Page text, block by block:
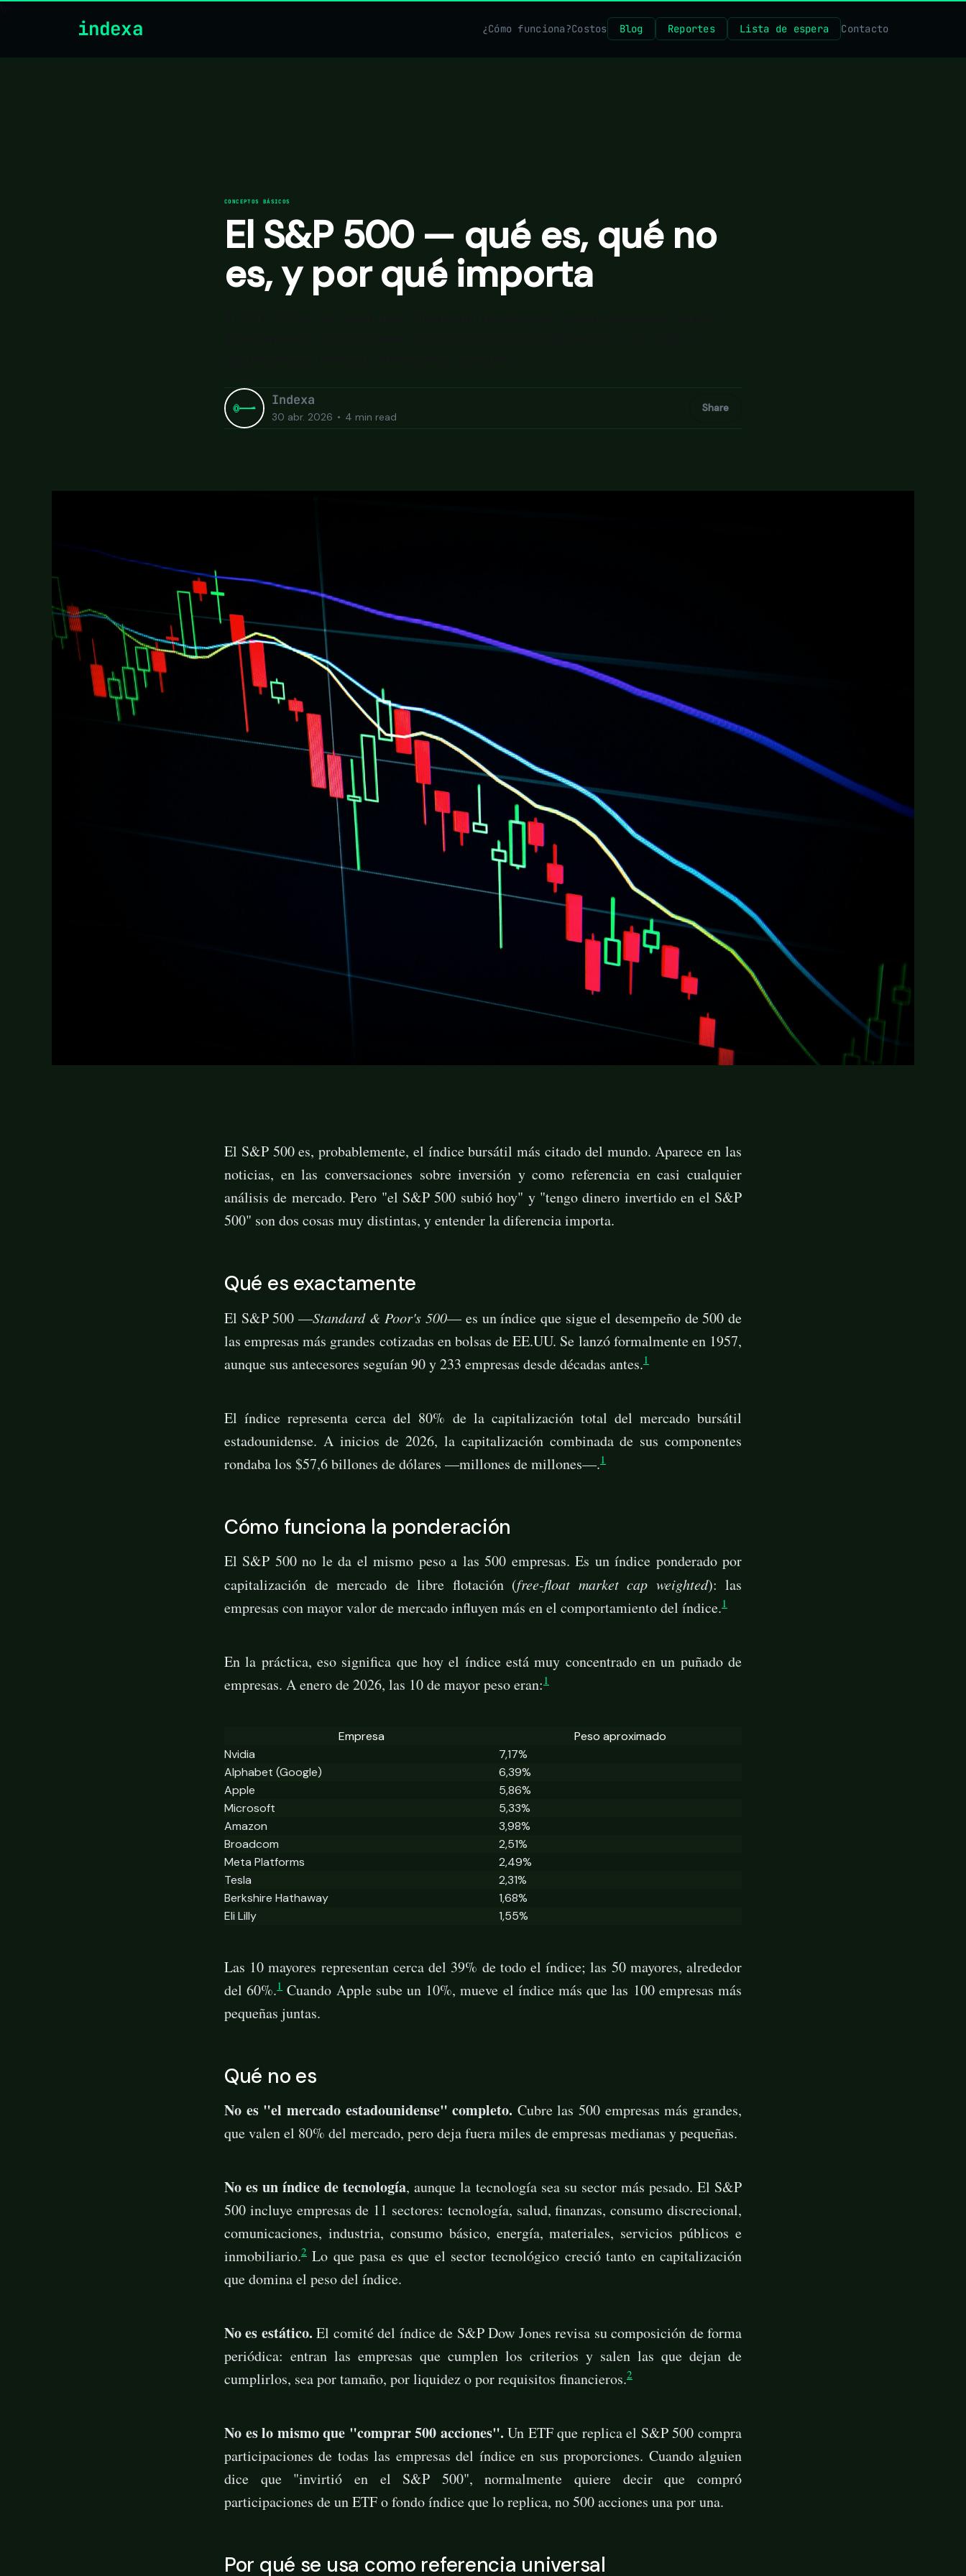
indexa ¿Cómo funciona?Costos Blog Reportes Lista de espera Contacto
CONCEPTOS BÁSICOS
El S&P 500 — qué es, qué no
es, y por qué importa
Indexa
30 abr. 2026 • 4 min read
Share
El S&P 500 es, probablemente, el índice bursátil más citado del mundo. Aparece en las
noticias, en las conversaciones sobre inversión y como referencia en casi cualquier
análisis de mercado. Pero "el S&P 500 subió hoy" y "tengo dinero invertido en el S&P
500" son dos cosas muy distintas, y entender la diferencia importa.
Qué es exactamente
El S&P 500 —Standard & Poor's 500— es un índice que sigue el desempeño de 500 de
las empresas más grandes cotizadas en bolsas de EE.UU. Se lanzó formalmente en 1957,
aunque sus antecesores seguían 90 y 233 empresas desde décadas antes.1
El índice representa cerca del 80% de la capitalización total del mercado bursátil
estadounidense. A inicios de 2026, la capitalización combinada de sus componentes
rondaba los $57,6 billones de dólares —millones de millones—.1
Cómo funciona la ponderación
El S&P 500 no le da el mismo peso a las 500 empresas. Es un índice ponderado por
capitalización de mercado de libre flotación (free-float market cap weighted): las
empresas con mayor valor de mercado influyen más en el comportamiento del índice.1
En la práctica, eso significa que hoy el índice está muy concentrado en un puñado de
empresas. A enero de 2026, las 10 de mayor peso eran: 1
Empresa
Peso aproximado
Nvidia
7,17%
Alphabet (Google)
6,39%
Apple
5,86%
Microsoft
5,33%
Amazon
3,98%
Broadcom
2,51%
Meta Platforms
2,49%
Tesla
2,31%
Berkshire Hathaway
1,68%
Eli Lilly
1,55%
Las 10 mayores representan cerca del 39% de todo el índice; las 50 mayores, alrededor
del 60%.1Cuando Apple sube un 10%, mueve el índice más que las 100 empresas más
pequeñas juntas.
Qué no es
No es "el mercado estadounidense" completo. Cubre las 500 empresas más grandes,
que valen el 80% del mercado, pero deja fuera miles de empresas medianas y pequeñas.
No es un índice de tecnología, aunque la tecnología sea su sector más pesado. El S&P
500 incluye empresas de 11 sectores: tecnología, salud, finanzas, consumo discrecional,
comunicaciones, industria, consumo básico, energía, materiales, servicios públicos e
inmobiliario.2 Lo que pasa es que el sector tecnológico creció tanto en capitalización
que domina el peso del índice.
No es estático. El comité del índice de S&P Dow Jones revisa su composición de forma
periódica: entran las empresas que cumplen los criterios y salen las que dejan de
cumplirlos, sea por tamaño, por liquidez o por requisitos financieros.2
No es lo mismo que "comprar 500 acciones". Un ETF que replica el S&P 500 compra
participaciones de todas las empresas del índice en sus proporciones. Cuando alguien
dice que "invirtió en el S&P 500", normalmente quiere decir que compró
participaciones de un ETF o fondo índice que lo replica, no 500 acciones una por una.
Por qué se usa como referencia universal